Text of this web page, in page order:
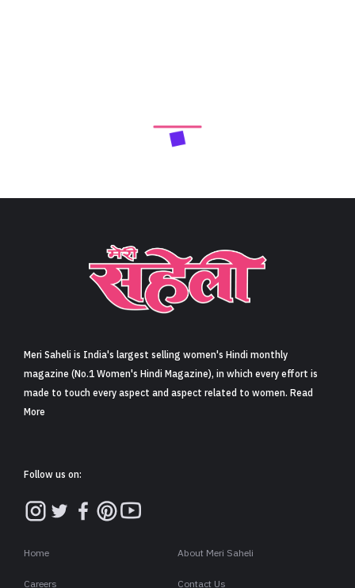
Meri Saheli is India's largest selling women's Hindi monthly
magazine (No.1 Women's Hindi Magazine), in which every effort is
made to touch every aspect and aspect related to women. Read
More
Follow us on:
Home About Meri Saheli
Careers Contact Us